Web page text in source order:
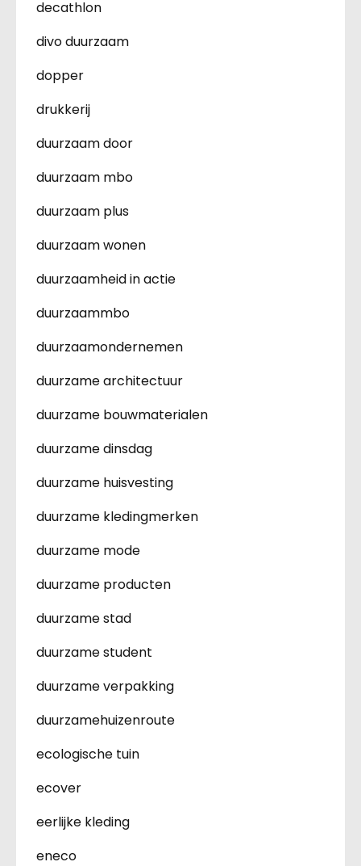
decathlon
divo duurzaam
dopper
drukkerij
duurzaam door
duurzaam mbo
duurzaam plus
duurzaam wonen
duurzaamheid in actie
duurzaammbo
duurzaamondernemen
duurzame architectuur
duurzame bouwmaterialen
duurzame dinsdag
duurzame huisvesting
duurzame kledingmerken
duurzame mode
duurzame producten
duurzame stad
duurzame student
duurzame verpakking
duurzamehuizenroute
ecologische tuin
ecover
eerlijke kleding
eneco